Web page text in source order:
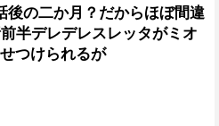
後の二か月？だからほぼ間違
半デレデレスレッタがミオ
つけられるが